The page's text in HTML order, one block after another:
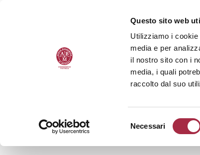
Questo sito web
Utilizziamo i
media e per
il nostro sito con i
media, i quali
raccolto dal suo
Necessari